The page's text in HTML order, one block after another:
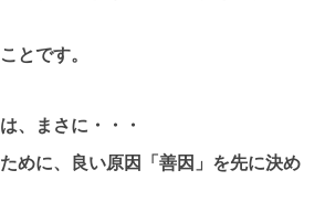
とです。
、まさに・・・
めに、良い原因「善因」を先に決め